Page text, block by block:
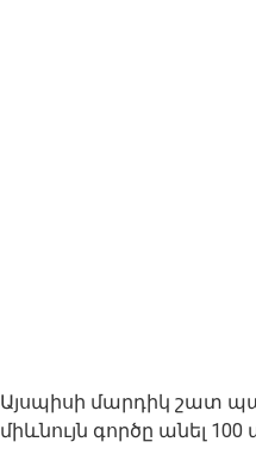
Այսպիսի մարդիկ շատ
միևնույն գործը անել